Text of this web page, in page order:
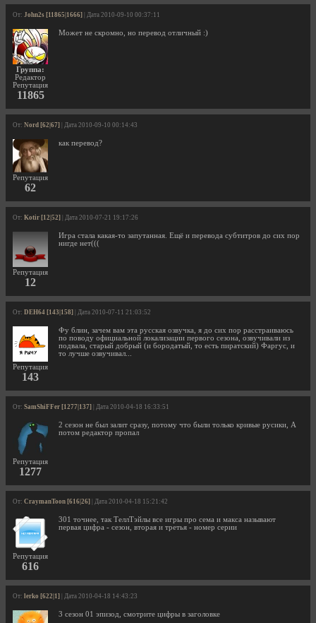
От: John2s [11865|1666] | Дата 2010-09-10 00:37:11
Группа:
Редактор
Репутация
11865
Может не скромно, но перевод отличный :)
От: Nord [62|67] | Дата 2010-09-10 00:14:43
Репутация
62
как перевод?
От: Kotir [12|52] | Дата 2010-07-21 19:17:26
Репутация
12
Игра стала какая-то запутанная. Ещё и перевода субтитров до сих пор
нигде нет(((
От: DEH64 [143|158] | Дата 2010-07-11 21:03:52
Репутация
143
Фу блин, зачем вам эта русская озвучка, я до сих пор расстраиваюсь
по поводу официальной локализации первого сезона, озвучивали из
подвала, старый добрый (и бородатый, то есть пиратский) Фаргус, и
то лучше озвучивал...
От: SamShiFFer [1277|137] | Дата 2010-04-18 16:33:51
Репутация
1277
2 сезон не был залит сразу, потому что были только кривые русики, А
потом редактор пропал
От: CraymanToon [616|26] | Дата 2010-04-18 15:21:42
Репутация
616
301 точнее, так ТеллТэйлы все игры про сема и макса называют
первая цифра - сезон, вторая и третья - номер серии
От: lerko [622|1] | Дата 2010-04-18 14:43:23
3 сезон 01 эпизод, смотрите цифры в заголовке